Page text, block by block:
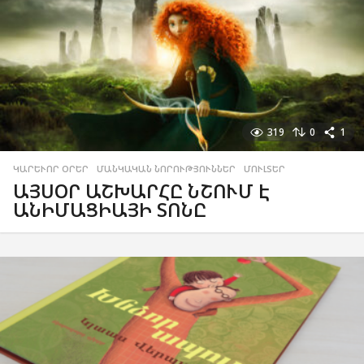
319 0 1
ԿԱՐԵՒՈՐ ՕՐԵՐ ,ՄԱՆԿԱԿԱՆ ՆՈՐՈՒԹՅՈՒՆՆԵՐ ,ՄՈՒԼՏԵՐ
ԱՅՍՕՐ ԱՇԽԱՐՀԸ ՆՇՈՒՄ Է
ԱՆԻՄԱՑԻԱՅԻ ՏՈՆԸ